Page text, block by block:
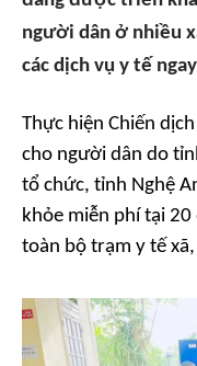
người dân ở nhiều
các dịch vụ y tế
Thực hiện Chiến
cho người dân do
tổ chức, tỉnh Nghệ
khỏe miễn phí tại
toàn bộ trạm y tế